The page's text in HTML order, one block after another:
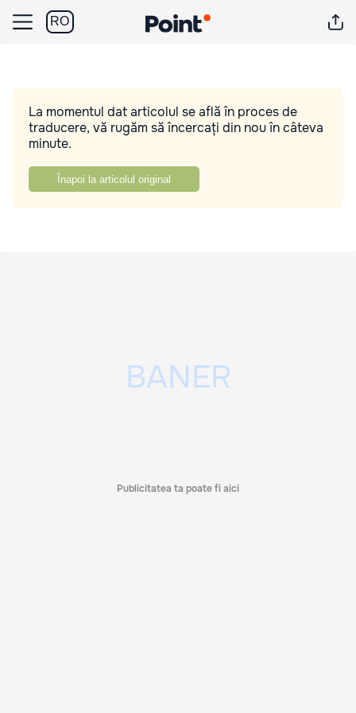
RO
La momentul dat articolul se află în proces de
traducere, vă rugăm să încercați din nou în câteva
minute.
Înapoi la articolul original
Publicitatea ta poate fi aici